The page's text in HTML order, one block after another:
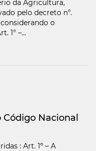
da Agricultura,
pelo decreto n°.
o
1° –...
Nacional
: Art. 1º – A